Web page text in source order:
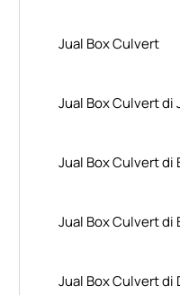
Jual Box Culvert
Jual Box Culvert di
Jual Box Culvert di
Jual Box Culvert di
Jual Box Culvert di